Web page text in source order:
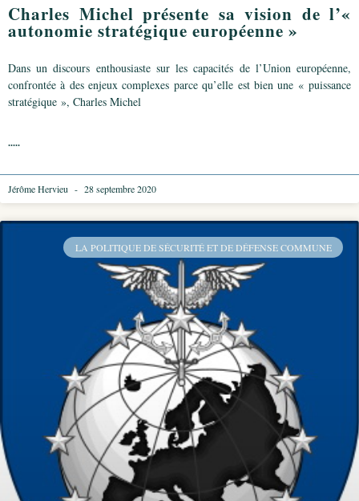
Charles Michel présente sa vision de l’«
autonomie stratégique européenne »
Dans un discours enthousiaste sur les capacités de l’Union européenne,
confrontée à des enjeux complexes parce qu’elle est bien une « puissance
stratégique », Charles Michel
.....
Jérôme Hervieu 28 septembre 2020
LA POLITIQUE DE SÉCURITÉ ET DE DÉFENSE COMMUNE